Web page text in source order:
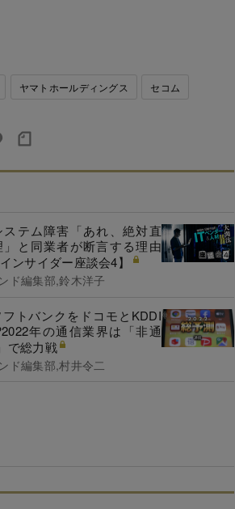
ヤマトホールディングス セコム
テム障害「あれ、絶対直
と同業者が断言する理由
ンサイダー座談会4】
ド編集部,鈴木洋子
トバンクをドコモとKDDI
年の通信業界は「非通
で総力戦
ド編集部,村井令二